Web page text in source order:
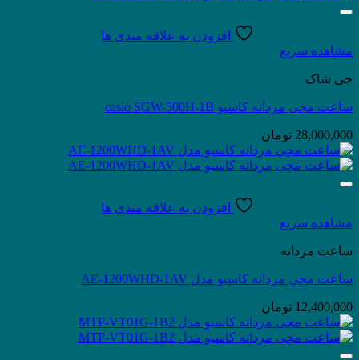
افزودن به علاقه مندی ها
مشاهده سریع
جی شاک
ساعت مچی مردانه کاسیو casio SGW-500H-1B
28,000,000 تومان
افزودن به علاقه مندی ها
مشاهده سریع
ساعت مردانه
ساعت مچی مردانه کاسیو مدل AE-1200WHD-1AV
12,400,000 تومان